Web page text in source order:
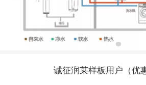
诚征润莱样板用户（优